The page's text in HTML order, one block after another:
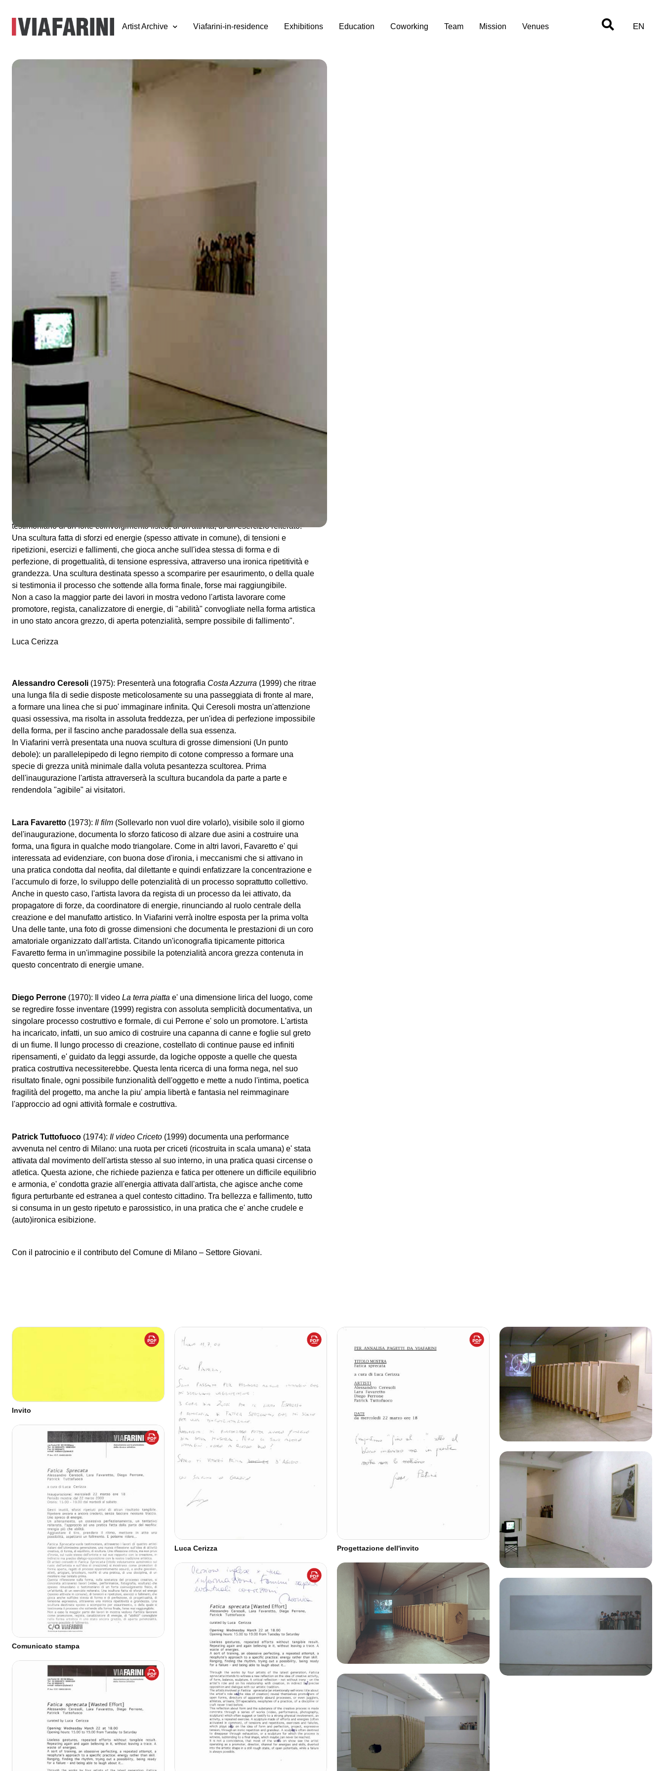
Artist Archive Viafarini-in-residence Exhibitions Education Coworking Team Mission Venues EN
Alessandro Ceresoli,
Patrick Tuttofuoco,
Fatica Sprecata
"Gesti inutili, sforzi ripetuti privi di alcun risultato tangibile. Ripetere ancora e ancora
crederci, senza lasciare nessuna traccia. Uno spreco di energie. Un allenamento, un
ossessivo perfezionamento, un tentativo reiterato, l'approccio ad una pratica fatta dalla
parte del neofita: energia più che abilità.
Aggiustare il tiro, prendere il ritmo, mettere in atto una possibilità, aspettarsi un
fallimento. E poterne ridere…
Fatica Sprecata vuole testimoniare, attraverso i lavori di quattro artisti italiani
dell'ultimissima generazione, una nuova riflessione sull'idea di attività creativa, di
forma, di equilibrio, di scultura. Una riflessione critica, ma non priva d'ironia, sul ruolo
stesso dell'artista e sul suo rapporto con la creazione, in indiretto ma preciso dialogo-
opposizione con la nostra tradizione artistica.
Gli artisti coinvolti in Fatica Sprecata (titolo volutamente autoironico sul ruolo dell'artista
e sull'idea di creazione) si mostrano come promotori di forme aperte, registi di processi
apparentemente assurdi, o anche giocolieri, atleti, artigiani, bricoleurs, neofiti di una
attraverso lavori (video, performance, fotografia, scultura) che spesso rimandano o
testimoniano di un forte coinvolgimento fisico, di un'attività, di un esercizio reiterato.
Una scultura fatta di sforzi ed energie (spesso attivate in comune), di tensioni e
ripetizioni, esercizi e fallimenti, che gioca anche sull'idea stessa di forma e di
perfezione, di progettualità, di tensione espressiva, attraverso una ironica ripetitività e
grandezza. Una scultura destinata spesso a scomparire per esaurimento, o della quale
si testimonia il processo che sottende alla forma finale, forse mai raggiungibile.
Non a caso la maggior parte dei lavori in mostra vedono l'artista lavorare come
promotore, regista, canalizzatore di energie, di "abilità" convogliate nella forma artistica
in uno stato ancora grezzo, di aperta potenzialità, sempre possibile di fallimento".
Luca Cerizza
Alessandro Ceresoli (1975): Presenterà una fotografia Costa Azzurra (1999) che ritrae
una lunga fila di sedie disposte meticolosamente su una passeggiata di fronte al mare,
a formare una linea che si puo' immaginare infinita. Qui Ceresoli mostra un'attenzione
quasi ossessiva, ma risolta in assoluta freddezza, per un'idea di perfezione impossibile
della forma, per il fascino anche paradossale della sua essenza.
In Viafarini verrà presentata una nuova scultura di grosse dimensioni (Un punto
debole): un parallelepipedo di legno riempito di cotone compresso a formare una
specie di grezza unità minimale dalla voluta pesantezza scultorea. Prima
dell'inaugurazione l'artista attraverserà la scultura bucandola da parte a parte e
rendendola "agibile" ai visitatori.
Lara Favaretto (1973): Il film (Sollevarlo non vuol dire volarlo), visibile solo il giorno
del'inaugurazione, documenta lo sforzo faticoso di alzare due asini a costruire una
forma, una figura in qualche modo triangolare. Come in altri lavori, Favaretto e' qui
interessata ad evidenziare, con buona dose d'ironia, i meccanismi che si attivano in
una pratica condotta dal neofita, dal dilettante e quindi enfatizzare la concentrazione e
l'accumulo di forze, lo sviluppo delle potenzialità di un processo soprattutto collettivo.
Anche in questo caso, l'artista lavora da regista di un processo da lei attivato, da
propagatore di forze, da coordinatore di energie, rinunciando al ruolo centrale della
creazione e del manufatto artistico. In Viafarini verrà inoltre esposta per la prima volta
Una delle tante, una foto di grosse dimensioni che documenta le prestazioni di un coro
amatoriale organizzato dall'artista. Citando un'iconografia tipicamente pittorica
Favaretto ferma in un'immagine possibile la potenzialità ancora grezza contenuta in
questo concentrato di energie umane.
Diego Perrone (1970): Il video La terra piatta e' una dimensione lirica del luogo, come
se regredire fosse inventare (1999) registra con assoluta semplicità documentativa, un
singolare processo costruttivo e formale, di cui Perrone e' solo un promotore. L'artista
ha incaricato, infatti, un suo amico di costruire una capanna di canne e foglie sul greto
di un fiume. Il lungo processo di creazione, costellato di continue pause ed infiniti
ripensamenti, e' guidato da leggi assurde, da logiche opposte a quelle che questa
pratica costruttiva necessiterebbe. Questa lenta ricerca di una forma nega, nel suo
risultato finale, ogni possibile funzionalità dell'oggetto e mette a nudo l'intima, poetica
fragilità del progetto, ma anche la piu' ampia libertà e fantasia nel reimmaginare
l'approccio ad ogni attività formale e costruttiva.
Patrick Tuttofuoco (1974): Il video Criceto (1999) documenta una performance
avvenuta nel centro di Milano: una ruota per criceti (ricostruita in scala umana) e' stata
attivata dal movimento dell'artista stesso al suo interno, in una pratica quasi circense o
atletica. Questa azione, che richiede pazienza e fatica per ottenere un difficile equilibrio
e armonia, e' condotta grazie all'energia attivata dall'artista, che agisce anche come
figura perturbante ed estranea a quel contesto cittadino. Tra bellezza e fallimento, tutto
si consuma in un gesto ripetuto e parossistico, in una pratica che e' anche crudele e
(auto)ironica esibizione.
Con il patrocinio e il contributo del Comune di Milano – Settore Giovani.
Invito
Comunicato stampa
Luca Cerizza Progettazione dell'invito